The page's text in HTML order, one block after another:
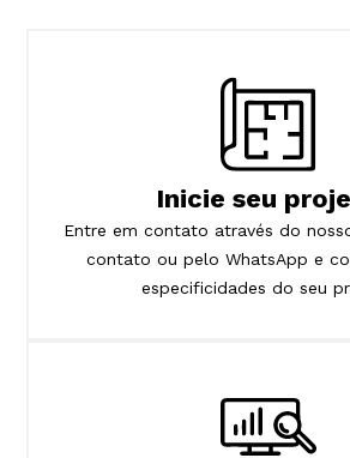
Inicie seu
Entre em contato através do
contato ou pelo WhatsApp e
especificidades do seu